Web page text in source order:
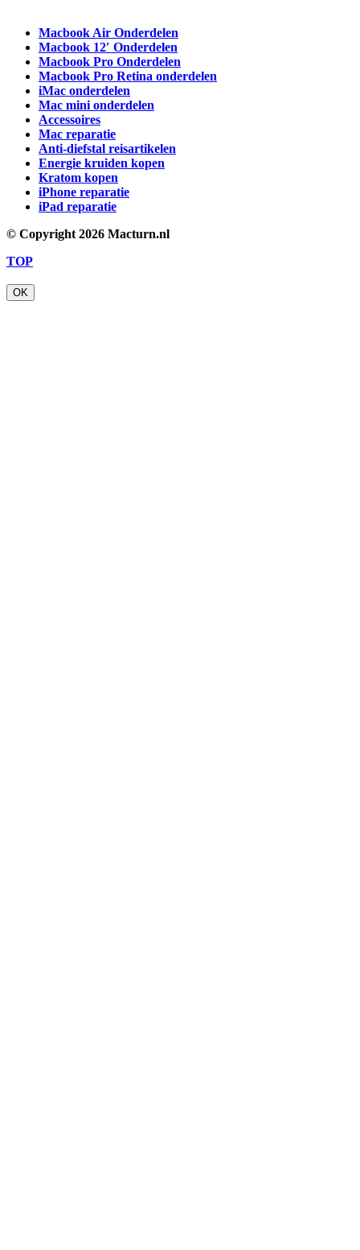
Macbook Air Onderdelen
Macbook 12′ Onderdelen
Macbook Pro Onderdelen
Macbook Pro Retina onderdelen
iMac onderdelen
Mac mini onderdelen
Accessoires
Mac reparatie
Anti-diefstal reisartikelen
Energie kruiden kopen
Kratom kopen
iPhone reparatie
iPad reparatie
© Copyright 2026 Macturn.nl
TOP
OK